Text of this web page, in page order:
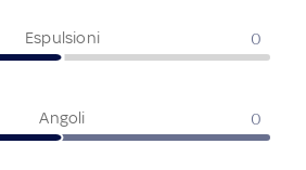
Espulsioni 0
Angoli 0